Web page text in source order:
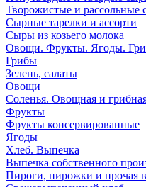
Творожистые и рассольные
Сырные тарелки и ассорти
Сыры из козьего молока
Овощи. Фрукты. Ягоды.
Грибы
Зелень, салаты
Овощи
Соленья. Овощная и
Фрукты
Фрукты консервированные
Ягоды
Хлеб. Выпечка
Выпечка собственного
Пироги, пирожки и прочая